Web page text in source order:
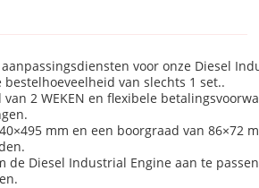
voor onze Diesel
van slechts 1 set..
2 WEKEN en flexibele
mm en een boorgraad van 86×72
de Diesel Industrial Engine aan te